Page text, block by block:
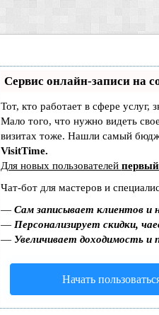
Сервис онлайн-записи на
Тот, кто работает в сфере услуг,
Мало того, что нужно видеть
визитах тоже. Нашли самый
VisitTime.
Для новых пользователей первый
Чат-бот для мастеров и
— Сам записывает клиентов и
— Персонализирует скидки,
— Увеличивает доходимость
Начать